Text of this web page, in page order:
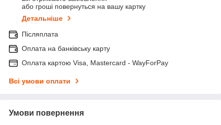
або гроші повернуться на вашу картку
Детальніше
Післяплата
Оплата на банківську карту
Оплата картою Visa, Mastercard - WayForPay
Всі умови оплати
Умови повернення